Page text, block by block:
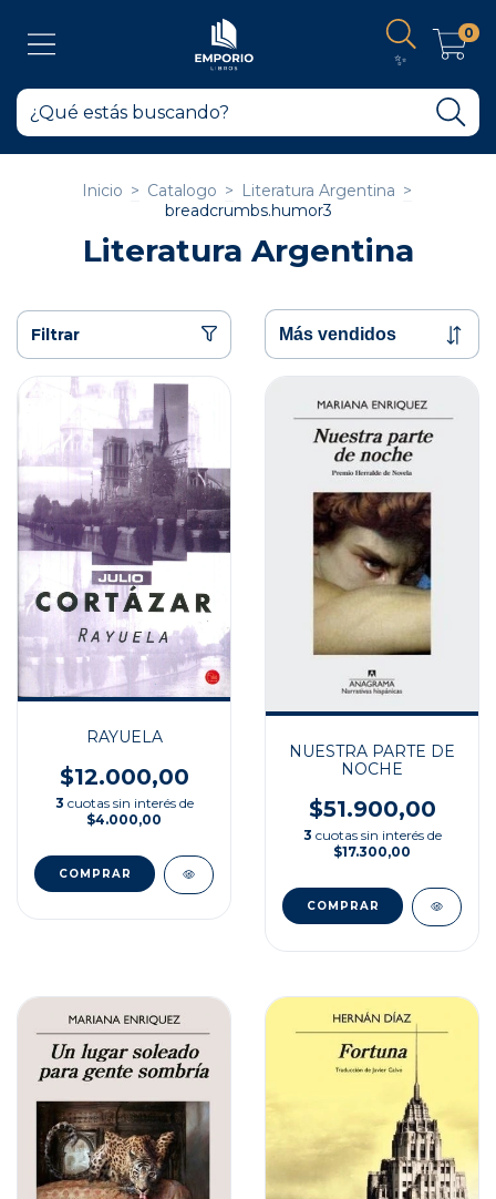
✨
0
Inicio > Catalogo > Literatura Argentina >
breadcrumbs.humor3
Literatura Argentina
Filtrar
RAYUELA
$12.000,00
3 cuotas sin interés de
$4.000,00
NUESTRA PARTE DE
NOCHE
$51.900,00
3 cuotas sin interés de
$17.300,00